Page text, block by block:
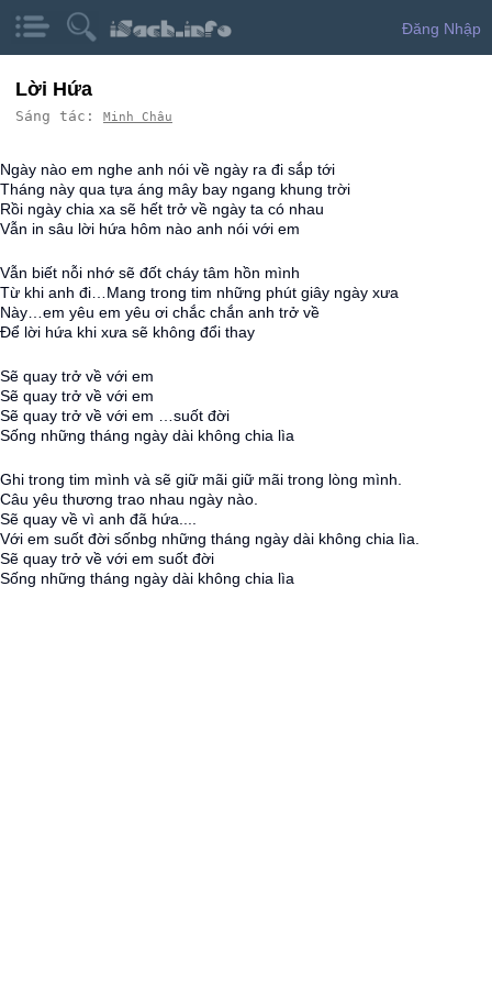
Đăng Nhập
Lời Hứa
Sáng tác: Minh Châu
Ngày nào em nghe anh nói về ngày ra đi sắp tới
Tháng này qua tựa áng mây bay ngang khung trời
Rồi ngày chia xa sẽ hết trở về ngày ta có nhau
Vẫn in sâu lời hứa hôm nào anh nói với em
Vẫn biết nỗi nhớ sẽ đốt cháy tâm hồn mình
Từ khi anh đi…Mang trong tim những phút giây ngày xưa
Này…em yêu em yêu ơi chắc chắn anh trở về
Để lời hứa khi xưa sẽ không đổi thay
Sẽ quay trở về với em
Sẽ quay trở về với em
Sẽ quay trở về với em …suốt đời
Sống những tháng ngày dài không chia lìa
Ghi trong tim mình và sẽ giữ mãi giữ mãi trong lòng mình.
Câu yêu thương trao nhau ngày nào.
Sẽ quay về vì anh đã hứa....
Với em suốt đời sốnbg những tháng ngày dài không chia lìa.
Sẽ quay trở về với em suốt đời
Sống những tháng ngày dài không chia lìa